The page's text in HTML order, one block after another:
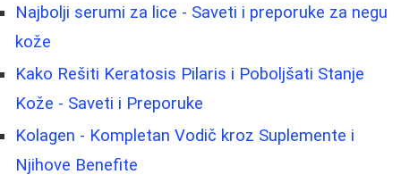
Najbolji serumi za lice - Saveti i preporuke za negu
kože
Kako Rešiti Keratosis Pilaris i Poboljšati Stanje
Kože - Saveti i Preporuke
Kolagen - Kompletan Vodič kroz Suplemente i
Njihove Benefite